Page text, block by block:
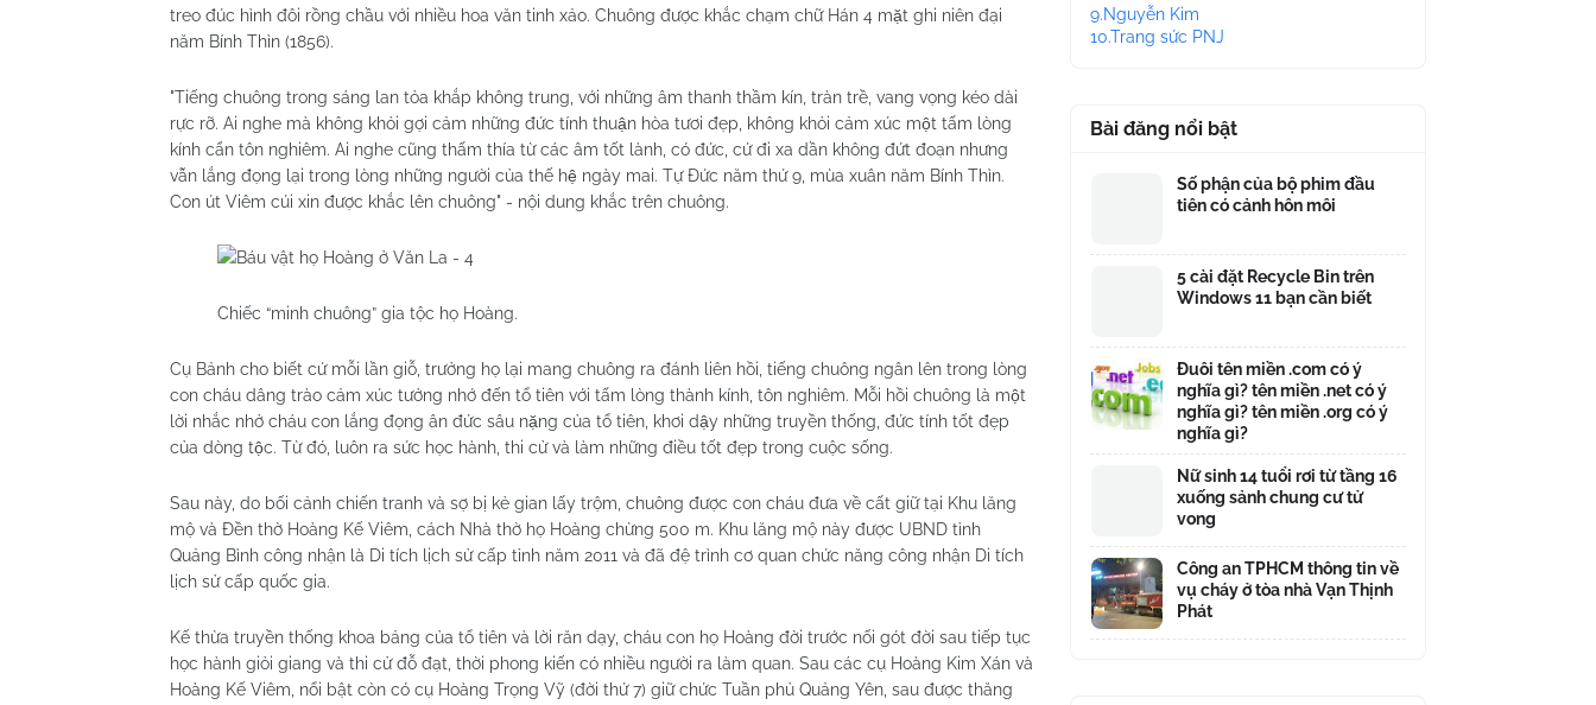
treo đúc hình đôi rồng chầu với nhiều hoa văn tinh xảo. Chuông được khắc chạm chữ Hán 4 mặt ghi niên đại
năm Bính Thìn (1856).
"Tiếng chuông trong sáng lan tỏa khắp không trung, với những âm thanh thầm kín, tràn trề, vang vọng kéo dài
rực rỡ. Ai nghe mà không khỏi gợi cảm những đức tính thuận hòa tươi đẹp, không khỏi cảm xúc một tấm lòng
kính cẩn tôn nghiêm. Ai nghe cũng thấm thía từ các âm tốt lành, có đức, cứ đi xa dần không đứt đoạn nhưng
vẫn lắng đọng lại trong lòng những người của thế hệ ngày mai. Tự Đức năm thứ 9, mùa xuân năm Bính Thìn.
Con út Viêm cúi xin được khắc lên chuông" - nội dung khắc trên chuông.
Chiếc “minh chuông” gia tộc họ Hoàng.
Cụ Bảnh cho biết cứ mỗi lần giỗ, trưởng họ lại mang chuông ra đánh liên hồi, tiếng chuông ngân lên trong lòng
con cháu dâng trào cảm xúc tưởng nhớ đến tổ tiên với tấm lòng thành kính, tôn nghiêm. Mỗi hồi chuông là một
lời nhắc nhở cháu con lắng đọng ân đức sâu nặng của tổ tiên, khơi dậy những truyền thống, đức tính tốt đẹp
của dòng tộc. Từ đó, luôn ra sức học hành, thi cử và làm những điều tốt đẹp trong cuộc sống.
Sau này, do bối cảnh chiến tranh và sợ bị kẻ gian lấy trộm, chuông được con cháu đưa về cất giữ tại Khu lăng
mộ và Đền thờ Hoàng Kế Viêm, cách Nhà thờ họ Hoàng chừng 500 m. Khu lăng mộ này được UBND tỉnh
Quảng Bình công nhận là Di tích lịch sử cấp tỉnh năm 2011 và đã đệ trình cơ quan chức năng công nhận Di tích
lịch sử cấp quốc gia.
Kế thừa truyền thống khoa bảng của tổ tiên và lời răn dạy, cháu con họ Hoàng đời trước nối gót đời sau tiếp tục
học hành giỏi giang và thi cử đỗ đạt, thời phong kiến có nhiều người ra làm quan. Sau các cụ Hoàng Kim Xán và
Hoàng Kế Viêm, nổi bật còn có cụ Hoàng Trọng Vỹ (đời thứ 7) giữ chức Tuần phủ Quảng Yên, sau được thăng
9.Nguyễn Kim
10.Trang sức PNJ
Bài đăng nổi bật
Số phận của bộ phim đầu
tiên có cảnh hôn môi
5 cài đặt Recycle Bin trên
Windows 11 bạn cần biết
Đuôi tên miền .com có ý
nghĩa gì? tên miền .net có ý
nghĩa gì? tên miền .org có ý
nghĩa gì?
Nữ sinh 14 tuổi rơi từ tầng 16
xuống sảnh chung cư tử
vong
Công an TPHCM thông tin về
vụ cháy ở tòa nhà Vạn Thịnh
Phát